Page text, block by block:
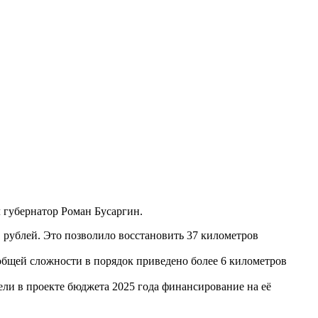
Роман Бусаргин.
Это позволило восстановить 37 километров
сложности в порядок приведено более 6 километров
в проекте бюджета 2025 года финансирование на её